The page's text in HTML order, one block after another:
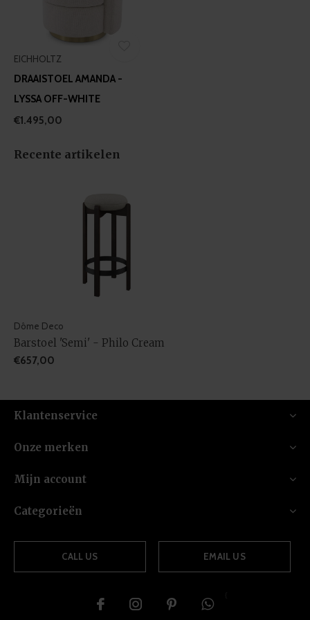
EICHHOLTZ
DRAAISTOEL AMANDA -
LYSSA OFF-WHITE
€1.495,00
Recente artikelen
Dôme Deco
Barstoel 'Semi' - Philo Cream
€657,00
Klantenservice
Onze merken
Mijn account
Categorieën
CALL US EMAIL US